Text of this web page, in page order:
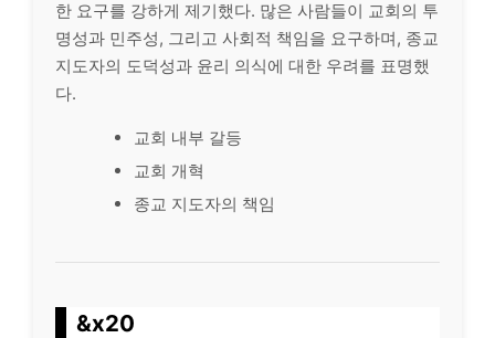
한 요구를 강하게 제기했다. 많은 사람들이 교회의 투
명성과 민주성, 그리고 사회적 책임을 요구하며, 종교
지도자의 도덕성과 윤리 의식에 대한 우려를 표명했
다.
교회 내부 갈등
교회 개혁
종교 지도자의 책임
&x20